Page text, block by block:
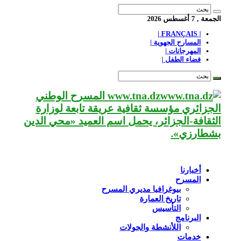
الجمعة , 7 أغسطس 2026
المسارح الجهوية |
المهرجانات |
فضاء الطفل |
www.tna.dz المسرح الوطني
الجزائري مؤسسة ثقافية عريقة تابعة لوزارة
الثقافة-الجزائر، يحمل اسم العميد «محي الدين
بشطارزي».
أخبارنا
المسرح
بيوغرافيا مديري المسرح
تاريخ العمارة
التأسيس
البرنامج
اللأنشطة والجولات
خدمات